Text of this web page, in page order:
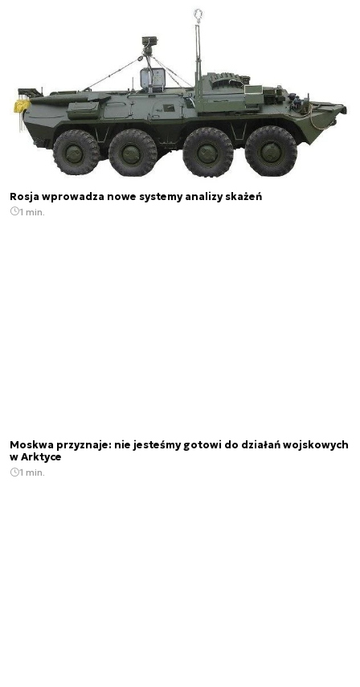
Rosja wprowadza nowe systemy analizy skażeń
1 min.
Moskwa przyznaje: nie jesteśmy gotowi do działań wojskowych
w Arktyce
1 min.